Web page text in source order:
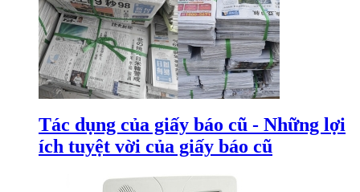
Tác dụng của giấy báo cũ - Những lợi
ích tuyệt vời của giấy báo cũ